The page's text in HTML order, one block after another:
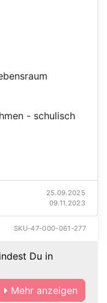
- schulisch
25.09.2025
09.11.2023
SKU-47-000-061-277
Du in
Mehr anzeigen